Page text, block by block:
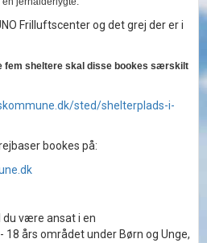
Frilluftscenter og det grej der er i
fem sheltere skal disse bookes særskilt
sted/shelterplads-i-
bookes på:
du være ansat i en
års området under Børn og Unge,